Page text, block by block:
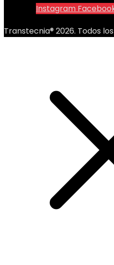
Instagram
Transtecnia® 2026. Todos